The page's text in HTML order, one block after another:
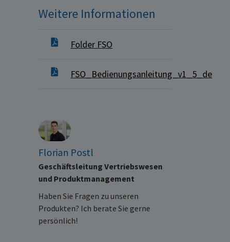
Weitere Informationen
Folder FSO
FSO_Bedienungsanleitung_v1_5_de
Florian Postl
Geschäftsleitung Vertriebswesen
und Produktmanagement
Haben Sie Fragen zu unseren
Produkten? Ich berate Sie gerne
persönlich!